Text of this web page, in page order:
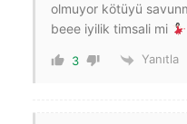
olmuyor kötüyü
beee iyilik timsali mi
3 Yanıtla